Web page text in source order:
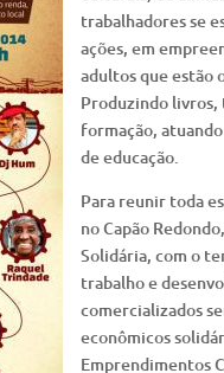
trabalhadores se
ações, em
adultos que estão
Produzindo
formação,
de educação.
Para reunir toda
no Capão
Solidária, com o
trabalho e
comercializados
econômicos
Emprendimentos